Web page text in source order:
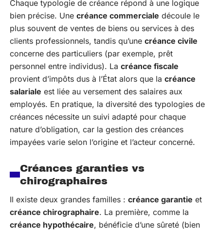
Chaque typologie de créance répond à une logique
bien précise. Une créance commerciale découle le
plus souvent de ventes de biens ou services à des
clients professionnels, tandis qu’une créance civile
concerne des particuliers (par exemple, prêt
personnel entre individus). La créance fiscale
provient d’impôts dus à l’État alors que la créance
salariale est liée au versement des salaires aux
employés. En pratique, la diversité des typologies de
créances nécessite un suivi adapté pour chaque
nature d’obligation, car la gestion des créances
impayées varie selon l’origine et l’acteur concerné.
Créances garanties vs
chirographaires
Il existe deux grandes familles : créance garantie et
créance chirographaire. La première, comme la
créance hypothécaire, bénéficie d’une sûreté (bien